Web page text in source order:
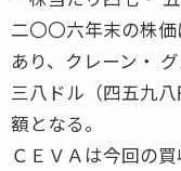
二〇〇六年末の株
あり、クレーン・
三八ドル（四五九
額となる。
ＣＥＶＡは今回の